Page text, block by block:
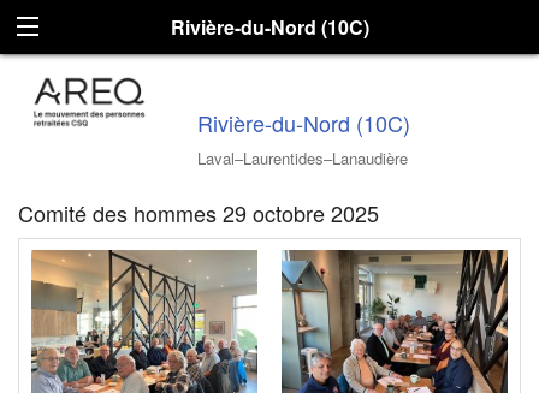
Rivière-du-Nord (10C)
Rivière-du-Nord (10C)
Laval–Laurentides–Lanaudière
Comité des hommes 29 octobre 2025